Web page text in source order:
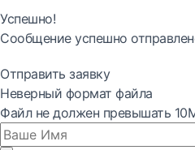
Успешно!
Сообщение успешно
Отправить заявку
Неверный формат файла
Файл не должен превышать